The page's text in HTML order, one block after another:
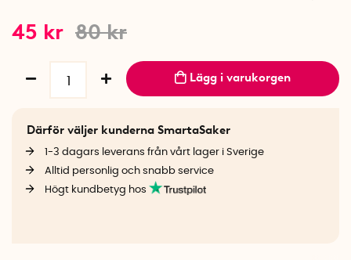
80kr
45 kr
Lägg i varukorgen
Därför väljer kunderna SmartaSaker
1-3 dagars leverans från vårt lager i Sverige
Alltid personlig och snabb service
Högt kundbetyg hos